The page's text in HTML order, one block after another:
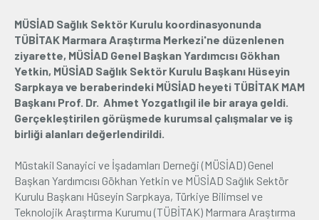
Üyelik
E-İşlemler
İletişim Hakkımızda Galeri
MÜSİAD Sağlık Sektör Kurulu koordinasyonunda
TÜBİTAK Marmara Araştırma Merkezi'ne düzenlenen
ziyarette, MÜSİAD Genel Başkan Yardımcısı Gökhan
Yetkin, MÜSİAD Sağlık Sektör Kurulu Başkanı Hüseyin
Sarpkaya ve beraberindeki MÜSİAD heyeti TÜBİTAK MAM
Başkanı Prof. Dr. Ahmet Yozgatlıgil ile bir araya geldi.
Gerçekleştirilen görüşmede kurumsal çalışmalar ve iş
birliği alanları değerlendirildi.
Müstakil Sanayici ve İşadamları Derneği (MÜSİAD) Genel
Başkan Yardımcısı Gökhan Yetkin ve MÜSİAD Sağlık Sektör
Kurulu Başkanı Hüseyin Sarpkaya, Türkiye Bilimsel ve
Teknolojik Araştırma Kurumu (TÜBİTAK) Marmara Araştırma